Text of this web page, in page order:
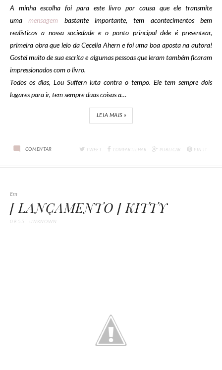
A minha escolha foi para este livro por causa que ele transmite
uma mensagem bastante importante, tem acontecimentos bem
realísticos a nossa sociedade e o ponto principal dele é presentear,
primeira obra que leio da Cecelia Ahern e foi uma boa aposta na autora!
Gostei muito de sua escrita e algumas pessoas que leram também ficaram
impressionados com o livro.
Todos os dias, Lou Suffern luta contra o tempo. Ele tem sempre dois
lugares para ir, tem sempre duas coisas a…
LEIA MAIS »
COMENTAR TWEET COMPARTILHAR PUBLICAR PIN IT
Em
[ LANÇAMENTO ] KITTY
09:55 UNKNOWN